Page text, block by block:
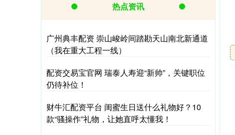
热点资讯
广州典丰配资 崇山峻岭间踏勘天山南北新通道
（我在重大工程一线）
配资交易宝官网 瑞泰人寿迎“新帅”，关键职位
仍待补位！
财牛汇配资平台 闺蜜生日送什么礼物好？10
款“骚操作”礼物，让她直呼太懂我！